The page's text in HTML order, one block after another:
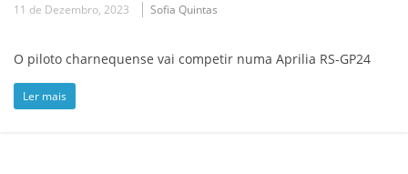
11 de Dezembro, 2023 Sofia Quintas
O piloto charnequense vai competir numa Aprilia RS-GP24
Ler mais